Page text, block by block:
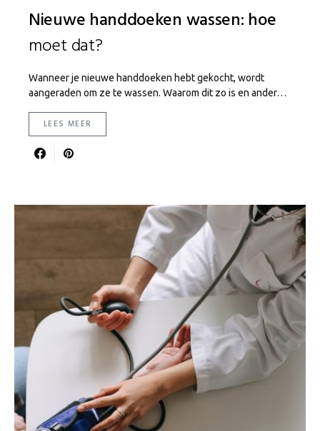
Nieuwe handdoeken wassen: hoe
moet dat?
Wanneer je nieuwe handdoeken hebt gekocht, wordt
aangeraden om ze te wassen. Waarom dit zo is en ander…
LEES MEER